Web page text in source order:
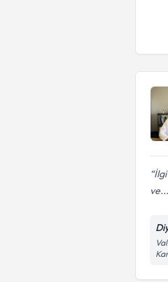
ve...